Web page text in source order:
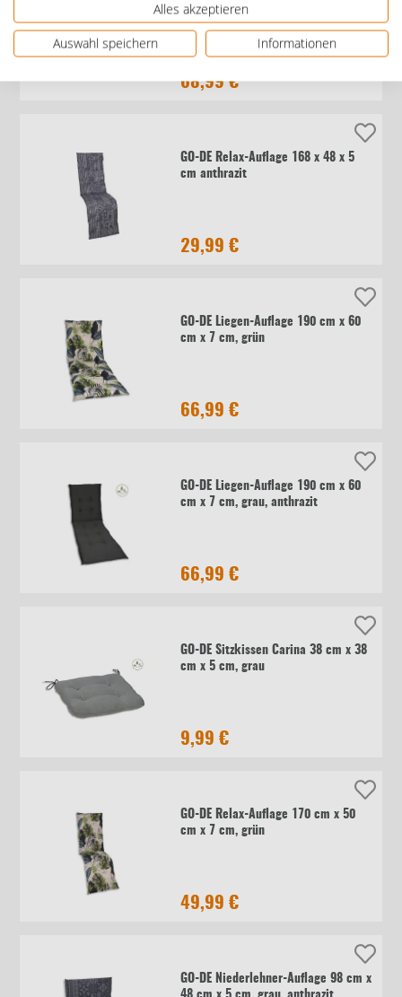
Paletten 120 x 80 x 15 cm, grau,
anthrazit
68,99 €
GO-DE Relax-Auflage 168 x 48 x 5
cm anthrazit
29,99 €
GO-DE Liegen-Auflage 190 cm x 60
cm x 7 cm, grün
66,99 €
GO-DE Liegen-Auflage 190 cm x 60
cm x 7 cm, grau, anthrazit
66,99 €
GO-DE Sitzkissen Carina 38 cm x 38
cm x 5 cm, grau
9,99 €
GO-DE Relax-Auflage 170 cm x 50
cm x 7 cm, grün
49,99 €
GO-DE Niederlehner-Auflage 98 cm x
Alles akzeptieren
Auswahl speichern
Informationen